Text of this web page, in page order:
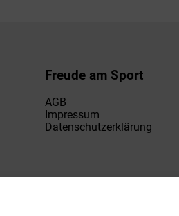
Freude am Sport
AGB
Impressum
Datenschutzerklärung